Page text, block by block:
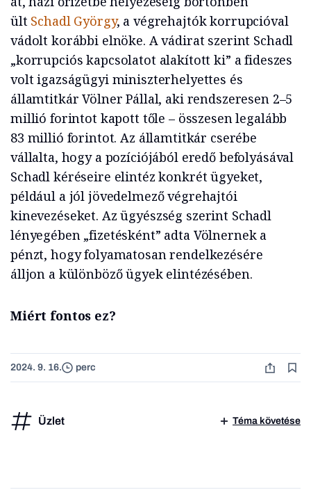
ült Schadl György, a végrehajtók korrupcióval
vádolt korábbi elnöke. A vádirat szerint Schadl
„korrupciós kapcsolatot alakított ki” a fideszes
volt igazságügyi miniszterhelyettes és
államtitkár Völner Pállal, aki rendszeresen 2–5
millió forintot kapott tőle – összesen legalább
83 millió forintot. Az államtitkár cserébe
vállalta, hogy a pozíciójából eredő befolyásával
Schadl kéréseire elintéz konkrét ügyeket,
például a jól jövedelmező végrehajtói
kinevezéseket. Az ügyészség szerint Schadl
lényegében „fizetésként” adta Völnernek a
pénzt, hogy folyamatosan rendelkezésére
álljon a különböző ügyek elintézésében.
Miért fontos ez?
2024. 9. 16. perc
Üzlet Téma követése